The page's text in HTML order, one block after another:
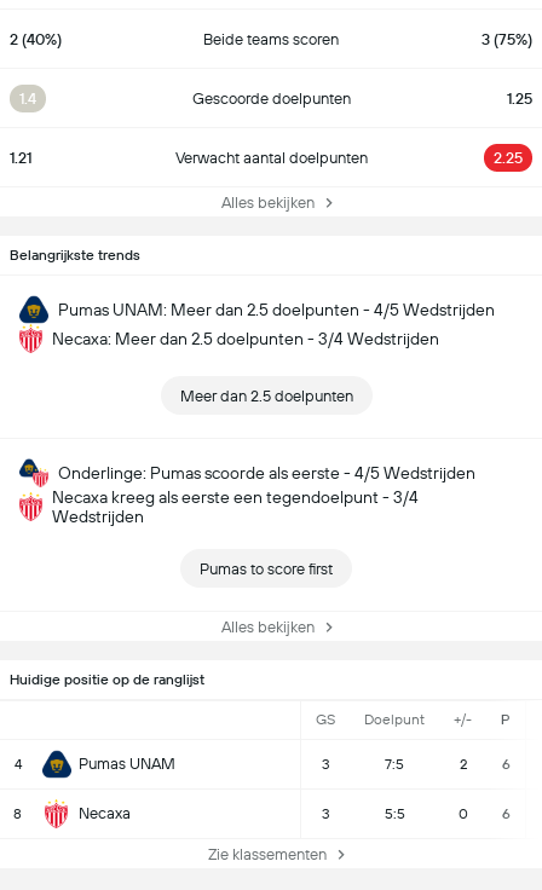
2 (40%) Beide teams scoren 3 (75%)
1.4 Gescoorde doelpunten 1.25
1.21 Verwacht aantal doelpunten 2.25
Alles bekijken
Belangrijkste trends
Pumas UNAM: Meer dan 2.5 doelpunten - 4/5 Wedstrijden
Necaxa: Meer dan 2.5 doelpunten - 3/4 Wedstrijden
Meer dan 2.5 doelpunten
Onderlinge: Pumas scoorde als eerste - 4/5 Wedstrijden
Necaxa kreeg als eerste een tegendoelpunt - 3/4
Wedstrijden
Pumas to score first
Alles bekijken
Huidige positie op de ranglijst
GS Doelpunt +/- P
4 Pumas UNAM 3 7:5 2 6
8 Necaxa 3 5:5 0 6
Zie klassementen